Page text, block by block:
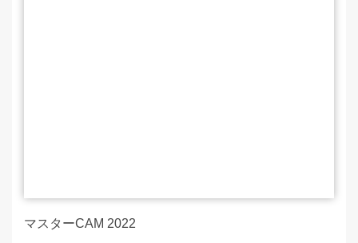
マスターCAM 2022